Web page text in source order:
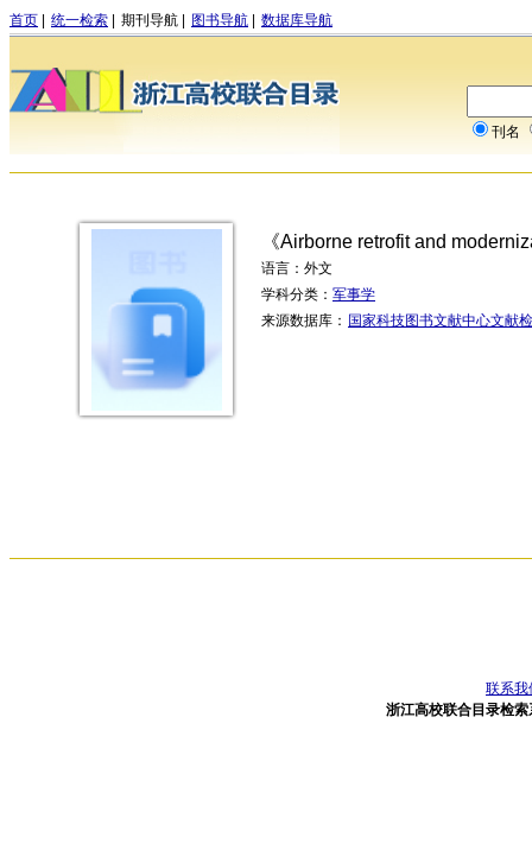
首页 统一检索 期刊导航 图书导航 数据库导航
刊名
《Airborne retrofit and
语言：外文
学科分类： 军事学
来源数据库： 国家科技图书文献中心文献
联系我
浙江高校联合目录检索